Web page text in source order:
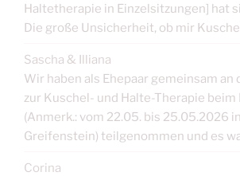
Haltetherapie in Einzelsitzungen] hat
Die große Unsicherheit, ob mir
Sascha & Illiana
Wir haben als Ehepaar gemeinsam an
zur Kuschel- und Halte-Therapie
(Anmerk.: vom 22.05. bis 25.05.2026
Greifenstein) teilgenommen und es
Corina